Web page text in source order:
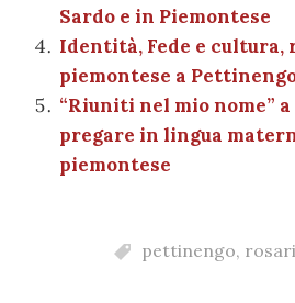
Sardo e in Piemontese
Identità, Fede e cultura,
piemontese a
“Riuniti nel mio nome”
pregare in lingua
piemontese
pettinengo,